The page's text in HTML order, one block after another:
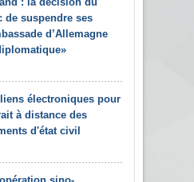
de suspendre ses
d’Allemagne
électroniques pour
à distance des
d'état civil